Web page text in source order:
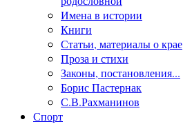
Имена в истории
Книги
Статьи, материалы о крае
Проза и стихи
Законы, постановления...
Борис Пастернак
С.В.Рахманинов
Спорт